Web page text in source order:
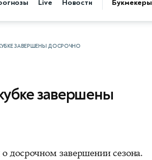
Live Новости Букмекеры
ЗАВЕРШЕНЫ ДОСРОЧНО
завершены
досрочном завершении сезона.